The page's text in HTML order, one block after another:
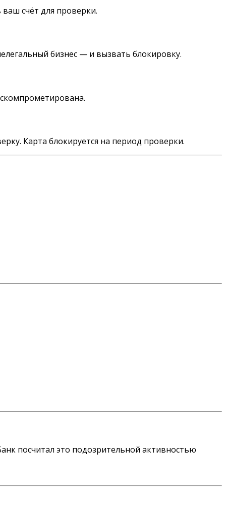
счёт для проверки.
бизнес — и вызвать блокировку.
Карта блокируется на период проверки.
посчитал это подозрительной активностью